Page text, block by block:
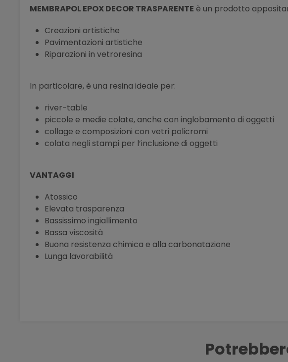
MEMBRAPOL EPOX DECOR TRASPARENTE è un prodotto
Creazioni artistiche
Pavimentazioni artistiche
Riparazioni in vetroresina
In particolare, è una resina ideale per:
river-table
piccole e medie colate, anche con inglobamento di oggetti
collage e composizioni con vetri policromi
colata negli stampi per l’inclusione di oggetti
VANTAGGI
Atossico
Elevata trasparenza
Bassissimo ingiallimento
Bassa viscosità
Buona resistenza chimica e alla carbonatazione
Lunga lavorabilità